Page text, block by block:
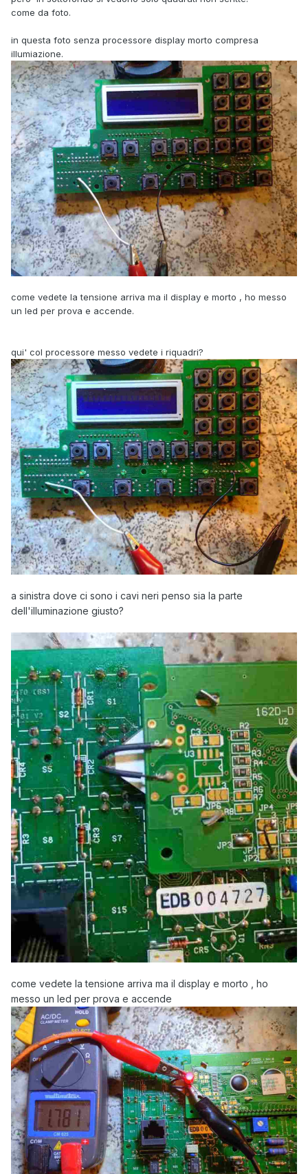
come da foto.
in questa foto senza processore display morto compresa
illumiazione.
come vedete la tensione arriva ma il display e morto , ho messo
un led per prova e accende.
qui' col processore messo vedete i riquadri?
a sinistra dove ci sono i cavi neri penso sia la parte
dell'illuminazione giusto?
come vedete la tensione arriva ma il display e morto , ho
messo un led per prova e accende